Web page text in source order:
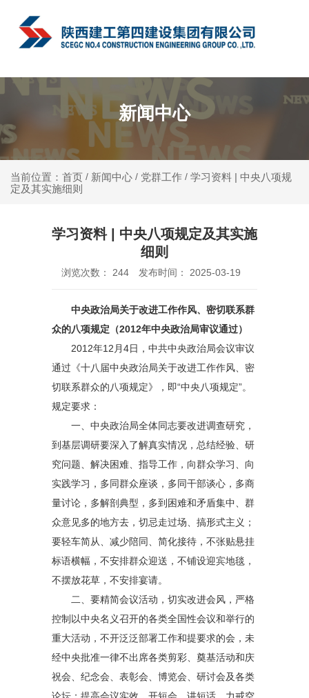
中文
新闻中心
当前位置：首页 / 新闻中心 / 党群工作 / 学习资料 | 中央八项规
定及其实施细则
学习资料 | 中央八项规定及其实施
细则
浏览次数： 244 发布时间： 2025-03-19
中央政治局关于改进工作作风、密切联系群
众的八项规定（2012年中央政治局审议通过）
2012年12月4日，中共中央政治局会议审议
通过《十八届中央政治局关于改进工作作风、密
切联系群众的八项规定》，即“中央八项规定”。
规定要求：
一、中央政治局全体同志要改进调查研究，
到基层调研要深入了解真实情况，总结经验、研
究问题、解决困难、指导工作，向群众学习、向
实践学习，多同群众座谈，多同干部谈心，多商
量讨论，多解剖典型，多到困难和矛盾集中、群
众意见多的地方去，切忌走过场、搞形式主义；
要轻车简从、减少陪同、简化接待，不张贴悬挂
标语横幅，不安排群众迎送，不铺设迎宾地毯，
不摆放花草，不安排宴请。
二、要精简会议活动，切实改进会风，严格
控制以中央名义召开的各类全国性会议和举行的
重大活动，不开泛泛部署工作和提要求的会，未
经中央批准一律不出席各类剪彩、奠基活动和庆
祝会、纪念会、表彰会、博览会、研讨会及各类
论坛；提高会议实效，开短会、讲短话，力戒空